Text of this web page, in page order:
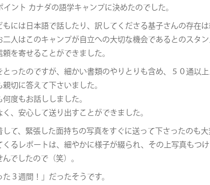
ント カナダの語学キャンプに決めたのでした。
には日本語で話したり、訳してくださる基子さんの存在は
二人はこのキャンプが自立への大切な機会であるとのス
を寄せることができました。
ったのですが、細かい書類のやりとりも含め、５０通以上
切に答えて下さいました。
度もお話ししました。
、安心して送り出すことができました。
して、緊張した面持ちの写真をすぐに送って下さったのも大
くるレポートは、細やかに様子が綴られ、その上写真も
でしたので（笑）。
３週間！」だったそうです。